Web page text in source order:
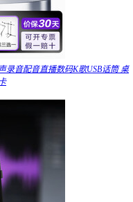
录音配音直播数码K歌USB话筒 桌